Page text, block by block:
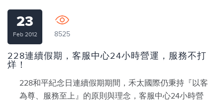
23
Feb 2012 8525
228連續假期，客服中心24小時營運，服務不打
烊！
228和平紀念日連續假期期間，禾太國際仍秉持『以客
為尊、服務至上』的原則與理念，客服中心24小時營